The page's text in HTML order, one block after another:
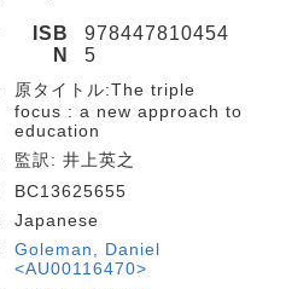
ISB
N
978447810454
5
原タイトル:The triple
focus : a new approach to
education
監訳: 井上英之
BC13625655
Japanese
Goleman, Daniel
<AU00116470>